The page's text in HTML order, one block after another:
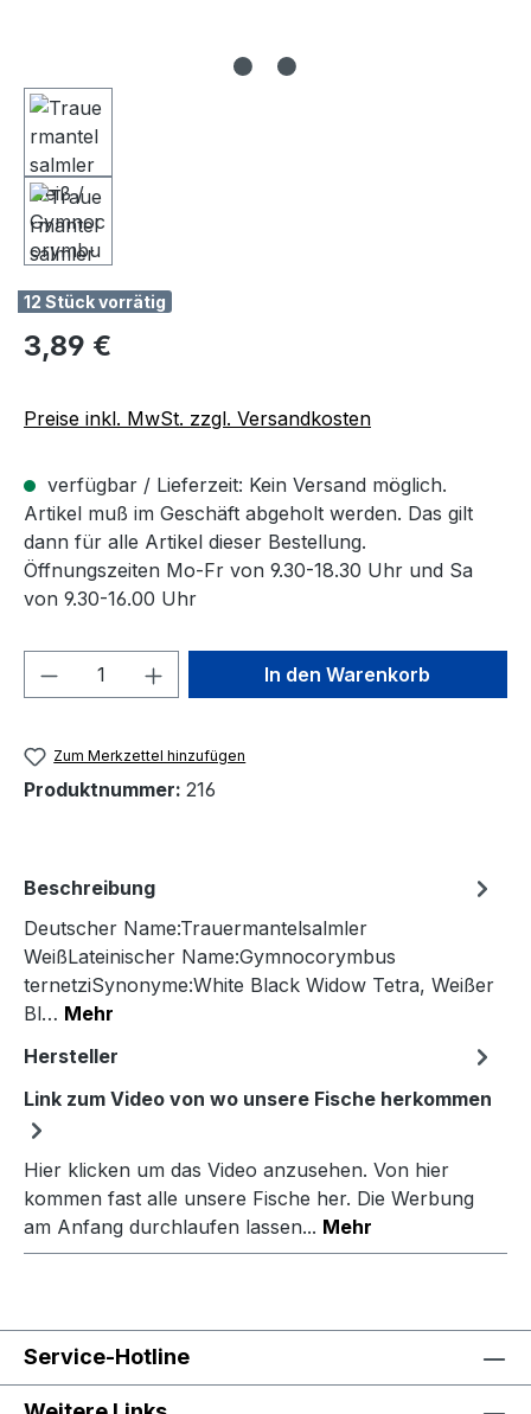
12 Stück vorrätig
Regulärer Preis:
3,89 €
Preise inkl. MwSt. zzgl. Versandkosten
verfügbar / Lieferzeit: Kein Versand möglich.
Artikel muß im Geschäft abgeholt werden. Das gilt
dann für alle Artikel dieser Bestellung.
Öffnungszeiten Mo-Fr von 9.30-18.30 Uhr und Sa
von 9.30-16.00 Uhr
Produkt Anzahl: Gib denIn den Warenkorb
Zum Merkzettel hinzufügen
Produktnummer: 216
Beschreibung
Deutscher Name:Trauermantelsalmler
WeißLateinischer Name:Gymnocorymbus
ternetziSynonyme:White Black Widow Tetra, Weißer
Bl… Mehr
Hersteller
Link zum Video von wo unsere Fische herkommen
Hier klicken um das Video anzusehen. Von hier
kommen fast alle unsere Fische her. Die Werbung
am Anfang durchlaufen lassen... Mehr
Service-Hotline